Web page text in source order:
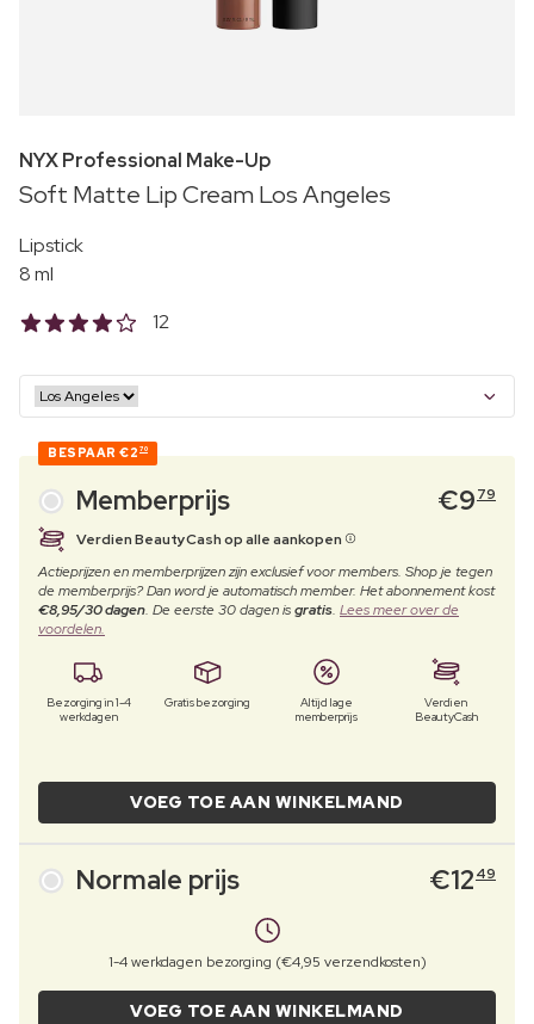
NYX Professional Make-Up
Soft Matte Lip Cream Los Angeles
Lipstick
8 ml
12
BESPAAR €2 70
Memberprijs €9 79
Verdien BeautyCash op alle aankopen
Actieprijzen en memberprijzen zijn exclusief voor members. Shop je tegen
de memberprijs? Dan word je automatisch member. Het abonnement kost
€8,95/30 dagen. De eerste 30 dagen isgratis. Lees meer over de
voordelen.
Bezorging in 1-4
werkdagen
Gratis bezorging
Altijd lage
memberprijs
Verdien
BeautyCash
VOEG TOE AAN WINKELMAND
Normale prijs €12 49
1-4 werkdagen bezorging (€4,95 verzendkosten)
VOEG TOE AAN WINKELMAND